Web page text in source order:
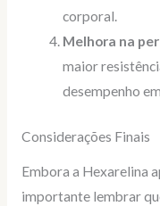
corporal.
Melhora na
maior
desempenho
Considerações Finais
Embora a Hexarelina
importante lembrar